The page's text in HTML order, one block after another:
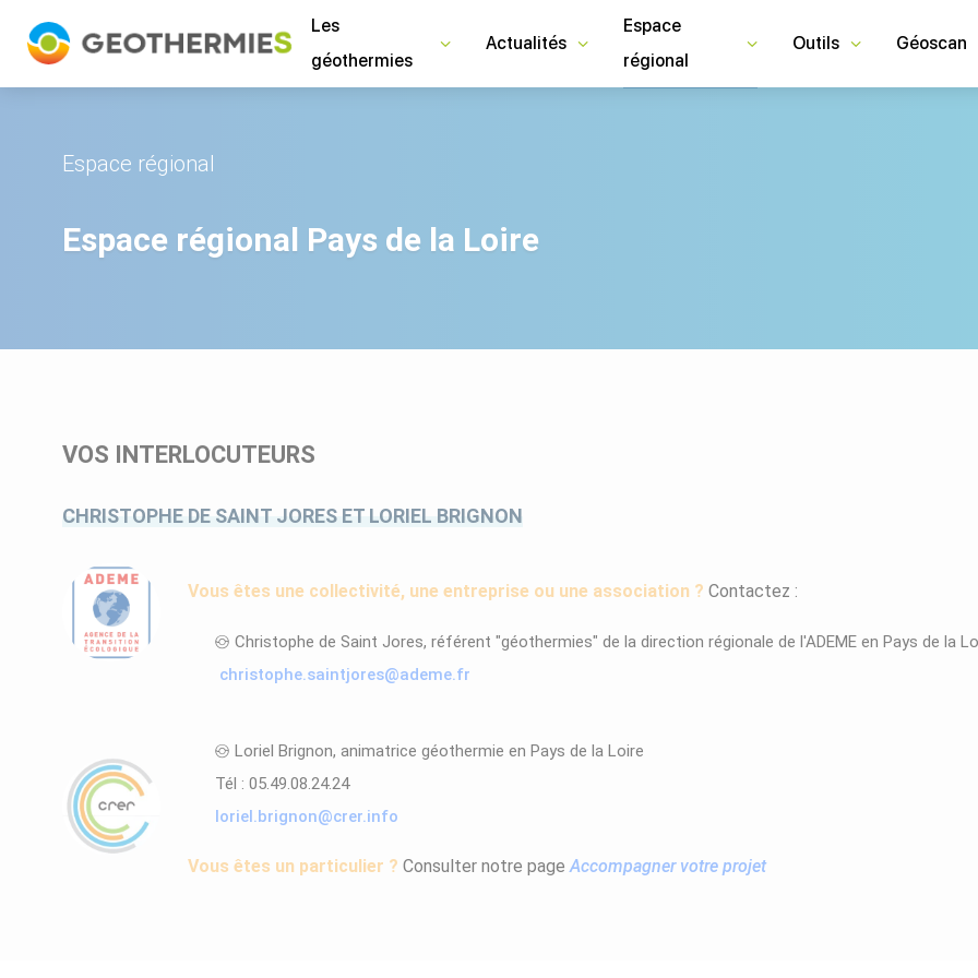
Les
géothermies
Actualités
Espace
régional
Outils Géoscan
Espace régional
Espace régional Pays de la Loire
VOS INTERLOCUTEURS
CHRISTOPHE DE SAINT JORES ET LORIEL BRIGNON
Vous êtes une collectivité, une entreprise ou une association ? Contactez :
Christophe de Saint Jores, référent "géothermies" de la direction régionale de l'ADEME en Pays de la
christophe.saintjores@ademe.fr
Loriel Brignon, animatrice géothermie en Pays de la Loire
Tél : 05.49.08.24.24
loriel.brignon@crer.info
Vous êtes un particulier ? Consulter notre pageAccompagner votre projet